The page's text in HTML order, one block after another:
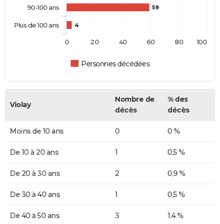
59
4
Personnes décédées
90-100 ans
Plus de 100 ans
0 20 40 60 80 100
Violay
Nombre de
décès
% des
décès
Moins de 10 ans 0 0 %
De 10 à 20 ans 1 0,5 %
De 20 à 30 ans 2 0,9 %
De 30 à 40 ans 1 0,5 %
De 40 à 50 ans 3 1,4 %